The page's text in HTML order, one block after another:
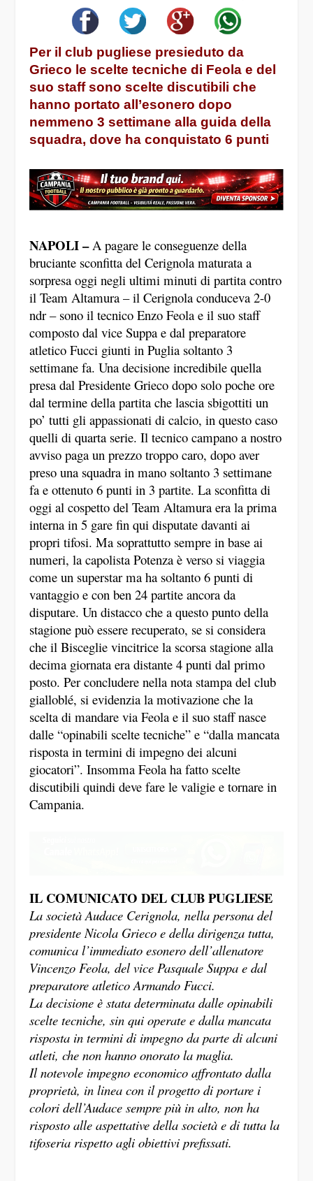
Per il club pugliese presieduto da
Grieco le scelte tecniche di Feola e del
suo staff sono scelte discutibili che
hanno portato all’esonero dopo
nemmeno 3 settimane alla guida della
squadra, dove ha conquistato 6 punti
NAPOLI –A pagare le conseguenze della
bruciante sconfitta del Cerignola maturata a
sorpresa oggi negli ultimi minuti di partita contro
il Team Altamura – il Cerignola conduceva 2-0
ndr – sono il tecnico Enzo Feola e il suo staff
composto dal vice Suppa e dal preparatore
atletico Fucci giunti in Puglia soltanto 3
settimane fa. Una decisione incredibile quella
presa dal Presidente Grieco dopo solo poche ore
dal termine della partita che lascia sbigottiti un
po’ tutti gli appassionati di calcio, in questo caso
quelli di quarta serie. Il tecnico campano a nostro
avviso paga un prezzo troppo caro, dopo aver
preso una squadra in mano soltanto 3 settimane
fa e ottenuto 6 punti in 3 partite. La sconfitta di
oggi al cospetto del Team Altamura era la prima
interna in 5 gare fin qui disputate davanti ai
propri tifosi. Ma soprattutto sempre in base ai
numeri, la capolista Potenza è verso si viaggia
come un superstar ma ha soltanto 6 punti di
vantaggio e con ben 24 partite ancora da
disputare. Un distacco che a questo punto della
stagione può essere recuperato, se si considera
che il Bisceglie vincitrice la scorsa stagione alla
decima giornata era distante 4 punti dal primo
posto. Per concludere nella nota stampa del club
gialloblé, si evidenzia la motivazione che la
scelta di mandare via Feola e il suo staff nasce
dalle “opinabili scelte tecniche” e “dalla mancata
risposta in termini di impegno dei alcuni
giocatori”. Insomma Feola ha fatto scelte
discutibili quindi deve fare le valigie e tornare in
Campania.
IL COMUNICATO DEL CLUB PUGLIESE
La società Audace Cerignola, nella persona del
presidente Nicola Grieco e della dirigenza tutta,
comunica l’immediato esonero dell’allenatore
Vincenzo Feola, del vice Pasquale Suppa e dal
preparatore atletico Armando Fucci.
La decisione è stata determinata dalle opinabili
scelte tecniche, sin qui operate e dalla mancata
risposta in termini di impegno da parte di alcuni
atleti, che non hanno onorato la maglia.
Il notevole impegno economico affrontato dalla
proprietà, in linea con il progetto di portare i
colori dell’Audace sempre più in alto, non ha
risposto alle aspettative della società e di tutta la
tifoseria rispetto agli obiettivi prefissati.